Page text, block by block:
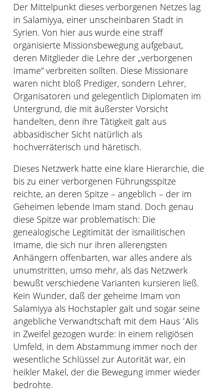
Der Mittelpunkt dieses verborgenen Netzes lag
in Salamiyya, einer unscheinbaren Stadt in
Syrien. Von hier aus wurde eine straff
organisierte Missionsbewegung aufgebaut,
deren Mitglieder die Lehre der „verborgenen
Imame“ verbreiten sollten. Diese Missionare
waren nicht bloß Prediger, sondern Lehrer,
Organisatoren und gelegentlich Diplomaten im
Untergrund, die mit äußerster Vorsicht
handelten, denn ihre Tätigkeit galt aus
abbasidischer Sicht natürlich als
hochverräterisch und häretisch.
Dieses Netzwerk hatte eine klare Hierarchie, die
bis zu einer verborgenen Führungsspitze
reichte, an deren Spitze – angeblich – der im
Geheimen lebende Imam stand. Doch genau
diese Spitze war problematisch: Die
genealogische Legitimität der ismailitischen
Imame, die sich nur ihren allerengsten
Anhängern offenbarten, war alles andere als
unumstritten, umso mehr, als das Netzwerk
bewußt verschiedene Varianten kursieren ließ.
Kein Wunder, daß der geheime Imam von
Salamiyya als Hochstapler galt und sogar seine
angebliche Verwandtschaft mit dem Haus ʿAlis
in Zweifel gezogen wurde: in einem religiösen
Umfeld, in dem Abstammung immer noch der
wesentliche Schlüssel zur Autorität war, ein
heikler Makel, der die Bewegung immer wieder
bedrohte.